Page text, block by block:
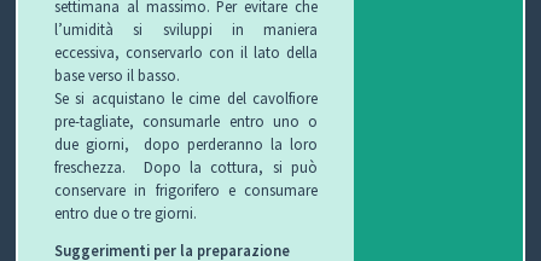
settimana al massimo. Per evitare che
l’umidità si sviluppi in maniera
eccessiva, conservarlo con il lato della
base verso il basso.
Se si acquistano le cime del cavolfiore
pre-tagliate, consumarle entro uno o
due giorni, dopo perderanno la loro
freschezza. Dopo la cottura, si può
conservare in frigorifero e consumare
entro due o tre giorni.
Suggerimenti per la preparazione